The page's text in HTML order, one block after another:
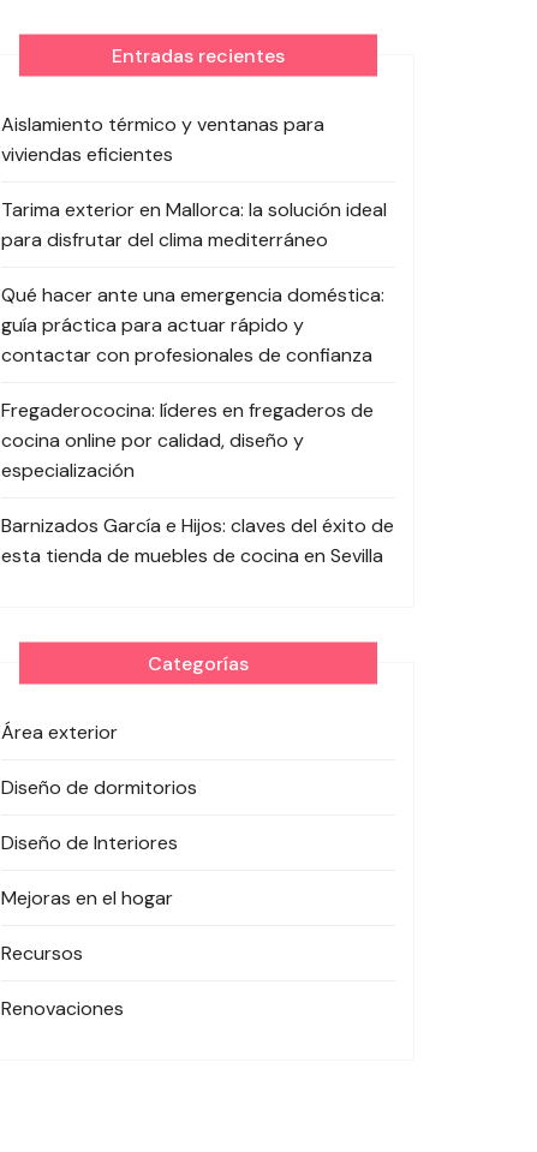
Entradas recientes
Aislamiento térmico y ventanas para
viviendas eficientes
Tarima exterior en Mallorca: la solución ideal
para disfrutar del clima mediterráneo
Qué hacer ante una emergencia doméstica:
guía práctica para actuar rápido y
contactar con profesionales de confianza
Fregaderococina: líderes en fregaderos de
cocina online por calidad, diseño y
especialización
Barnizados García e Hijos: claves del éxito de
esta tienda de muebles de cocina en Sevilla
Categorías
Área exterior
Diseño de dormitorios
Diseño de Interiores
Mejoras en el hogar
Recursos
Renovaciones